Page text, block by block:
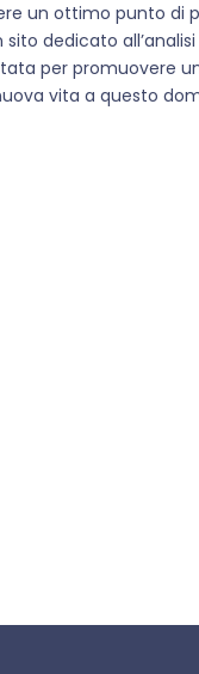
un ottimo punto di
dedicato
per promuovere
vita a questo